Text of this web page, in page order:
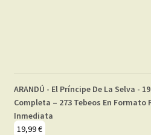
ARANDÚ - El Príncipe De La Selva -
Completa – 273 Tebeos En Formato
Inmediata
19,99€